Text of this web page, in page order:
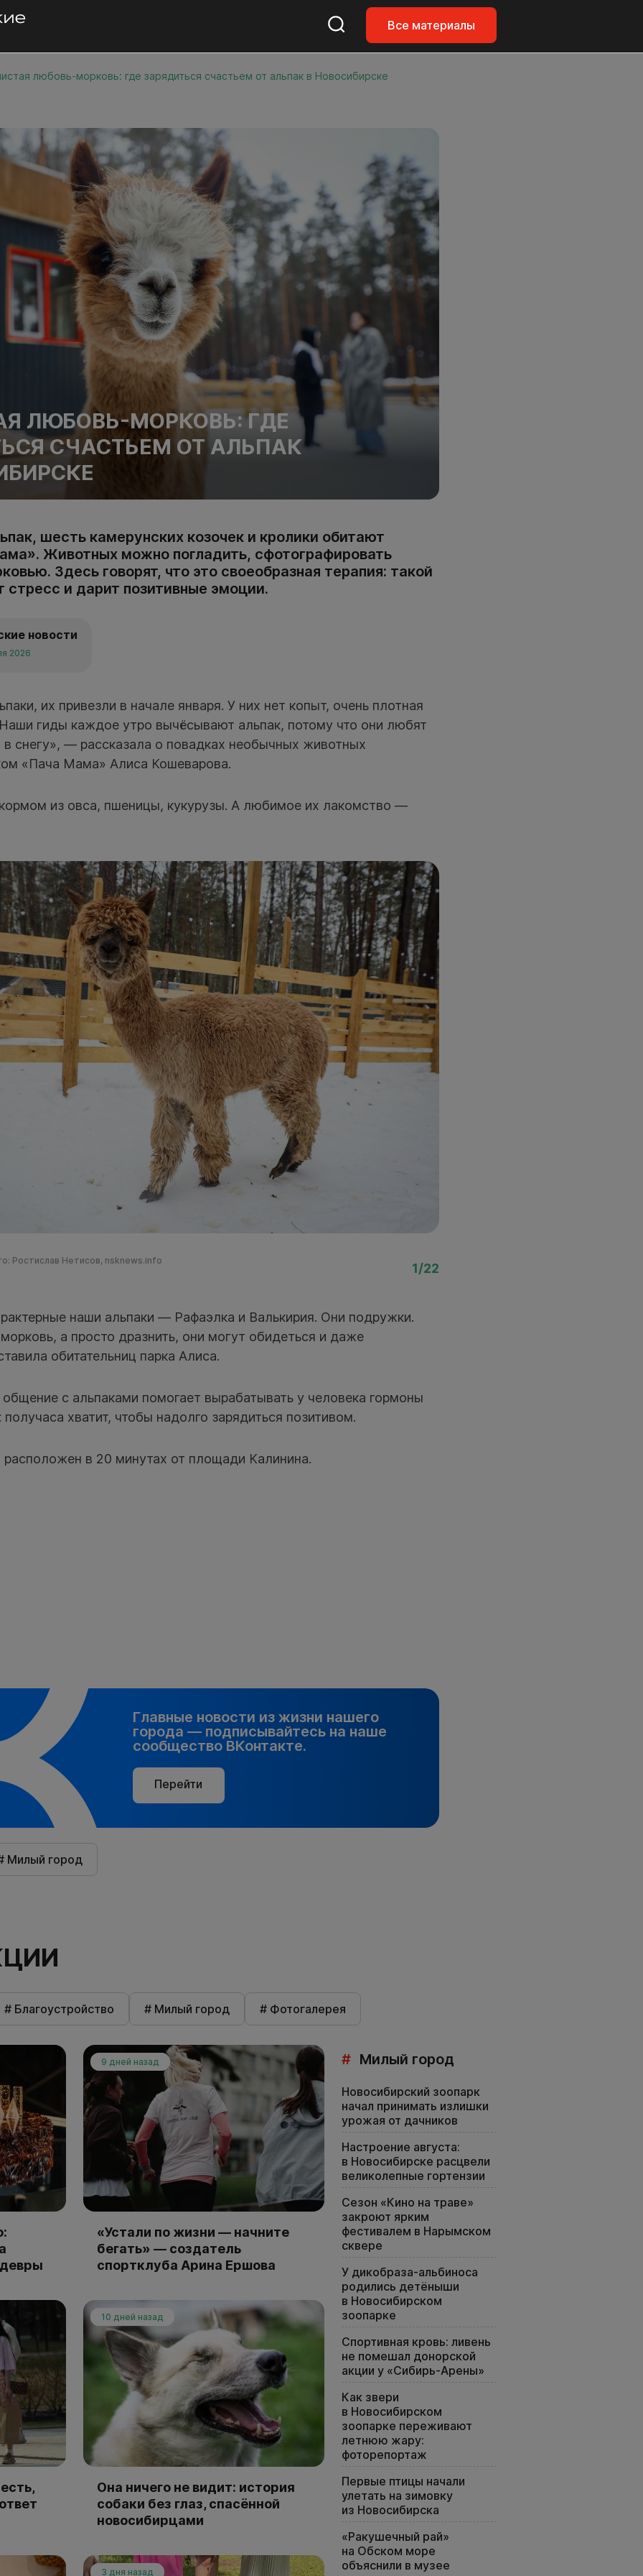
Все материалы
любовь-морковь: где зарядиться счастьем от альпак в Новосибирске
ЛЮБОВЬ-МОРКОВЬ: ГДЕ
СЧАСТЬЕМ ОТ АЛЬПАК
шесть камерунских козочек и кролики обитают
Животных можно погладить, сфотографировать
Здесь говорят, что это своеобразная терапия: такой
стресс и дарит позитивные эмоции.
новости
2026
их привезли в начале января. У них нет копыт, очень плотная
гиды каждое утро вычёсывают альпак, потому что они любят
в снегу», — рассказала о повадках необычных животных
«Пача Мама» Алиса Кошеварова.
из овса, пшеницы, кукурузы. А любимое их лакомство —
Ростислав Нетисов, nsknews.info
1/22
наши альпаки — Рафаэлка и Валькирия. Они подружки.
а просто дразнить, они могут обидеться и даже
обитательниц парка Алиса.
с альпаками помогает вырабатывать у человека гормоны
хватит, чтобы надолго зарядиться позитивом.
в 20 минутах от площади Калинина.
Главные новости из жизни нашего
города — подписывайтесь на наше
сообщество ВКонтакте.
Перейти
Милый город
# Благоустройство # Милый город # Фотогалерея
9 дней назад
«Устали по жизни — начните
бегать» — создатель
спортклуба Арина Ершова
10 дней назад
Она ничего не видит: история
собаки без глаз, спасённой
новосибирцами
3 дня назад
# Милый город
Новосибирский зоопарк
начал принимать излишки
урожая от дачников
Настроение августа:
в Новосибирске расцвели
великолепные гортензии
Сезон «Кино на траве»
закроют ярким
фестивалем в Нарымском
сквере
У дикобраза-альбиноса
родились детёныши
в Новосибирском
зоопарке
Спортивная кровь: ливень
не помешал донорской
акции у «Сибирь-Арены»
Как звери
в Новосибирском
зоопарке переживают
летнюю жару:
фоторепортаж
Первые птицы начали
улетать на зимовку
из Новосибирска
«Ракушечный рай»
на Обском море
объяснили в музее